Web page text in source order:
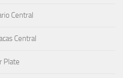
Central
Central
Plate